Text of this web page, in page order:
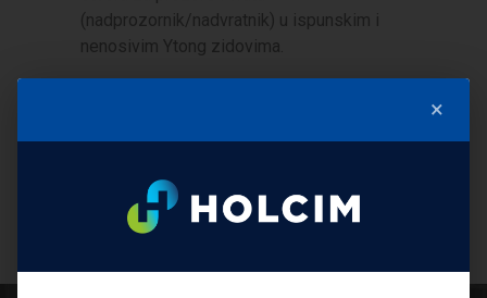
(nadprozornik/nadvratnik) u ispunskim i
nenosivim Ytong zidovima.
<< NAZAD NA PROIZVODE
×